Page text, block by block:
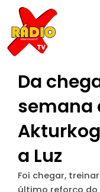
content
Da
semana
a Luz
Foi chegar,
último reforço do